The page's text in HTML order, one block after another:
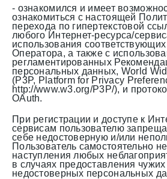
- ознакомился и имеет
ознакомиться с настоящей
перехода по гипертекстовой
любого Интернет-ресурса/
использования
Оператора, а также с
регламентированных
персональных данных, World
(P3P, Platform for Privacy
http://www.w3.org/P3P/), и
OAuth.
При регистрации и доступе к
сервисам пользователю
себе недостоверную и/или
Пользователь самостоятельно
наступления любых
в случаях предоставления
недостоверных персональных